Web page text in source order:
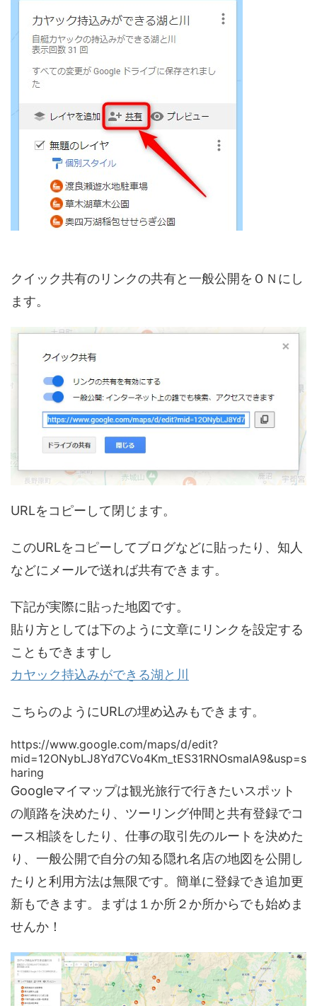
クイック共有のリンクの共有と一般公開をＯＮにし
ます。
URLをコピーして閉じます。
このURLをコピーしてブログなどに貼ったり、知人
などにメールで送れば共有できます。
下記が実際に貼った地図です。
貼り方としては下のように文章にリンクを設定する
こともできますし
カヤック持込みができる湖と川
こちらのようにURLの埋め込みもできます。
https://www.google.com/maps/d/edit?
mid=12ONybLJ8Yd7CVo4Km_tES31RNOsmaIA9&usp=s
haring
Googleマイマップは観光旅行で行きたいスポット
の順路を決めたり、ツーリング仲間と共有登録でコ
ース相談をしたり、仕事の取引先のルートを決めた
り、一般公開で自分の知る隠れ名店の地図を公開し
たりと利用方法は無限です。簡単に登録でき追加更
新もできます。まずは１か所２か所からでも始めま
せんか！